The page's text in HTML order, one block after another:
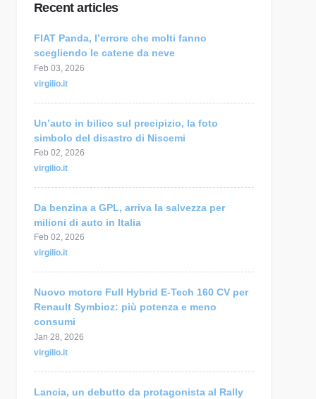
Recent articles
FIAT Panda, l’errore che molti fanno
scegliendo le catene da neve
Feb 03, 2026
virgilio.it
Un’auto in bilico sul precipizio, la foto
simbolo del disastro di Niscemi
Feb 02, 2026
virgilio.it
Da benzina a GPL, arriva la salvezza per
milioni di auto in Italia
Feb 02, 2026
virgilio.it
Nuovo motore Full Hybrid E-Tech 160 CV per
Renault Symbioz: più potenza e meno
consumi
Jan 28, 2026
virgilio.it
Lancia, un debutto da protagonista al Rally